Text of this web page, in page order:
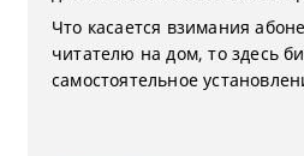
Что касается взимания
читателю на дом, то здесь
самостоятельное